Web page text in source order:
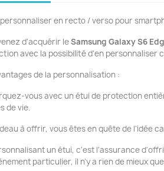
en recto / verso pour
d'acquérir leSamsung Galaxy S6
avec la possibilité d'en personnaliser
de la personnalisation :
vous avec un étui de protection
de vie.
à offrir, vous êtes en quête de l'idée
un étui, c'est l'assurance
particulier, il n'y a rien de mieux